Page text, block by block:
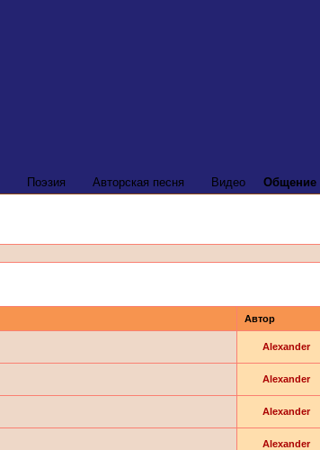
Поэзия Авторская песня Видео Общение
Автор
Alexander
Alexander
Alexander
Alexander